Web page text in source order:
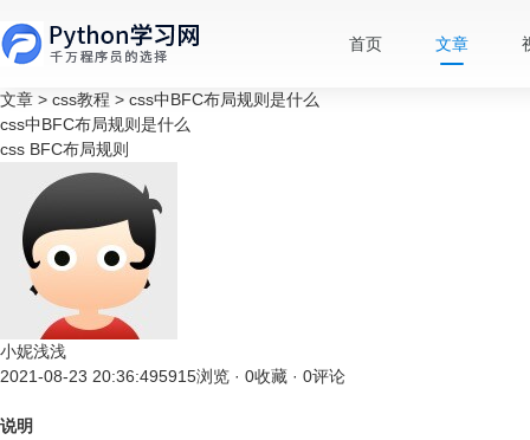
首页 文章
文章 > css教程 > css中BFC布局规则是什么
css中BFC布局规则是什么
css BFC布局规则
小妮浅浅
2021-08-23 20:36:495915浏览 · 0收藏 · 0评论
说明